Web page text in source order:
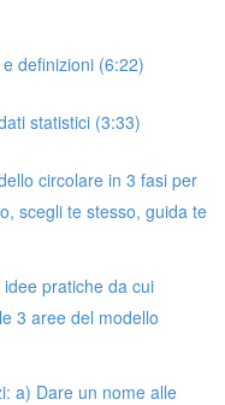
definizioni (6:22)
statistici (3:33)
circolare in 3 fasi per
scegli te stesso, guida te
pratiche da cui
3 aree del modello
a) Dare un nome alle